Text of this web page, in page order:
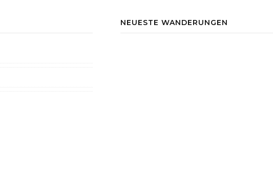
NEUESTE WANDERUNGEN